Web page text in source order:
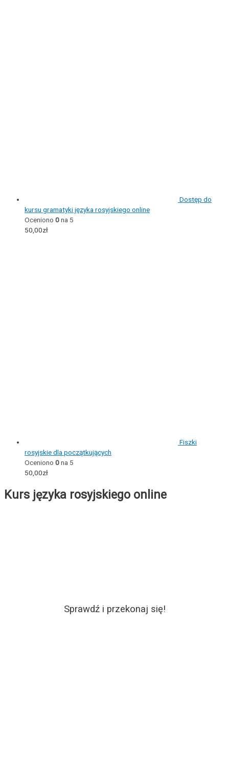
Dostęp do
kursu gramatyki języka rosyjskiego online
Oceniono 0na 5
50,00zł
Fiszki
rosyjskie dla początkujących
Oceniono 0na 5
50,00zł
Kurs języka rosyjskiego online
Sprawdź i przekonaj się!